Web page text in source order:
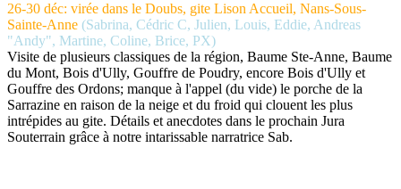
26-30 déc: virée dans le Doubs, gite Lison Accueil, Nans-Sous-
Sainte-Anne (Sabrina, Cédric C, Julien, Louis, Eddie, Andreas
"Andy", Martine, Coline, Brice, PX)
Visite de plusieurs classiques de la région, Baume Ste-Anne, Baume
du Mont, Bois d'Ully, Gouffre de Poudry, encore Bois d'Ully et
Gouffre des Ordons; manque à l'appel (du vide) le porche de la
Sarrazine en raison de la neige et du froid qui clouent les plus
intrépides au gite. Détails et anecdotes dans le prochain Jura
Souterrain grâce à notre intarissable narratrice Sab.